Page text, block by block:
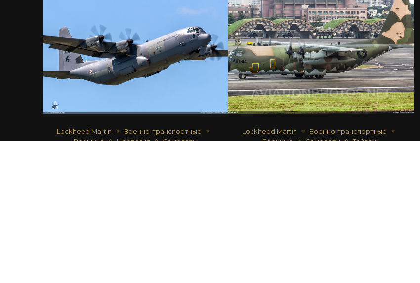
Lockheed Martin
Военно-транспортные
Военные
Норвегия Самолеты
Lockheed Martin
Военно-транспортные
Военные
Самолеты Тайвань